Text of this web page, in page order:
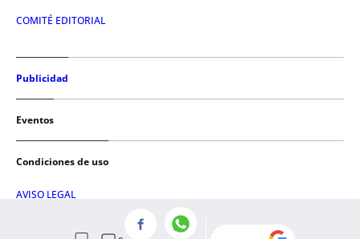
COMITÉ EDITORIAL
Publicidad
Eventos
Condiciones de uso
AVISO LEGAL